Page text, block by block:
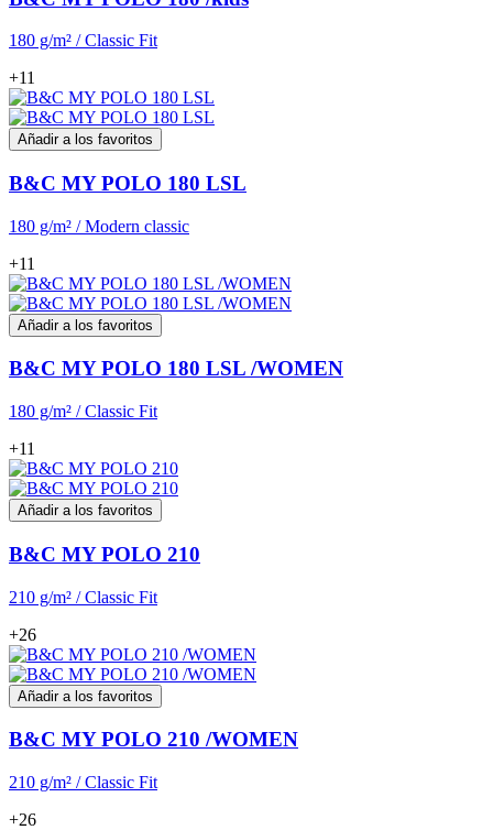
180 g/m² / Classic Fit
+11
Añadir a los favoritos
B&C MY POLO 180 LSL
180 g/m² / Modern classic
+11
Añadir a los favoritos
B&C MY POLO 180 LSL /WOMEN
180 g/m² / Classic Fit
+11
Añadir a los favoritos
B&C MY POLO 210
210 g/m² / Classic Fit
+26
Añadir a los favoritos
B&C MY POLO 210 /WOMEN
210 g/m² / Classic Fit
+26